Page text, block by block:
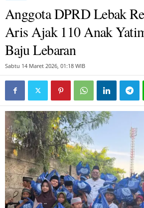
Anggota DPRD Lebak
Aris Ajak 110 Anak
Baju Lebaran
Sabtu 14 Maret 2026, 01:18 WIB